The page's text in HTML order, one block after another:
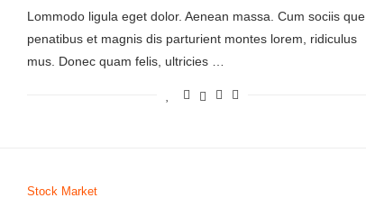
Lommodo ligula eget dolor. Aenean massa. Cum sociis que
penatibus et magnis dis parturient montes lorem, ridiculus
mus. Donec quam felis, ultricies …
Stock Market